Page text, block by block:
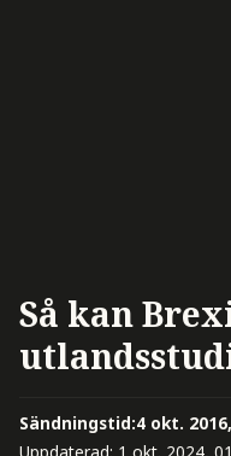
Så kan
Sändningstid:4 okt.